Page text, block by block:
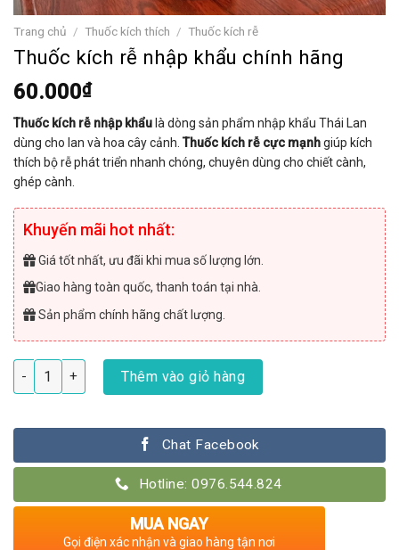
Trang chủ / Thuốc kích thích / Thuốc kích rễ
Thuốc kích rễ nhập khẩu chính hãng
60.000₫
Thuốc kích rễ nhập khẩu là dòng sản phẩm nhập khẩu Thái Lan
dùng cho lan và hoa cây cảnh. Thuốc kích rễ cực mạnhgiúp kích
thích bộ rễ phát triển nhanh chóng, chuyên dùng cho chiết cành,
ghép cành.
Khuyến mãi hot nhất:
Giá tốt nhất, ưu đãi khi mua số lượng lớn.
Giao hàng toàn quốc, thanh toán tại nhà.
Sản phẩm chính hãng chất lượng.
Thuốc kích rễ nhập khẩu chính hãng số lượng
Thêm vào giỏ hàng
Chat Facebook
Hotline: 0976.544.824
MUA NGAY
Gọi điện xác nhận và giao hàng tận nơi